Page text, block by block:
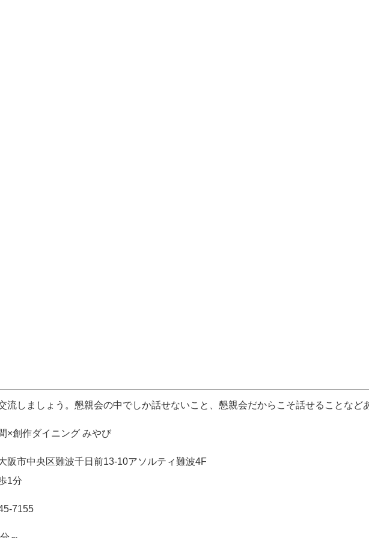
流しましょう。懇親会の中でしか話せないこと、懇親会だからこそ話せることなど
×創作ダイニング みやび
阪市中央区難波千日前13-10アソルティ難波4F
1分
7155